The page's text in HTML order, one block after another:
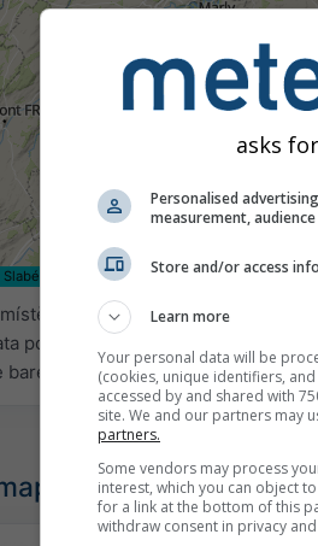
20:00 20:15 20:30
Slabé Mírný Silné
na Bern. Tato animace
poskytuje
(dostupné
barevně kódována od tyrkysové po
Švýcarsko
asks
Personalised
measurement,
Store and/or access
Learn more
Your personal data will be
(cookies, unique identifiers,
accessed by and shared with
site. We and our partners may
partners.
Some vendors may process
interest, which you can object
for a link at the bottom of this
withdraw consent in privacy